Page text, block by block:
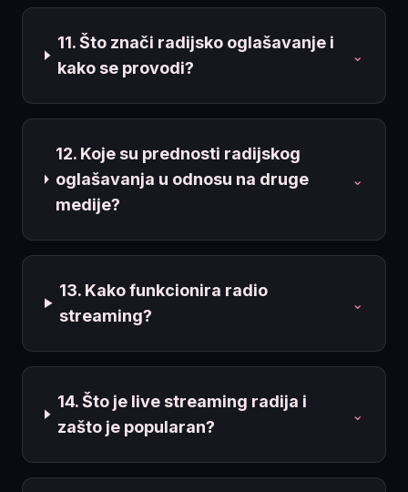
11. Što znači radijsko oglašavanje i
kako se provodi?
⌄
12. Koje su prednosti radijskog
oglašavanja u odnosu na druge
medije?
⌄
13. Kako funkcionira radio
streaming?
⌄
14. Što je live streaming radija i
zašto je popularan?
⌄